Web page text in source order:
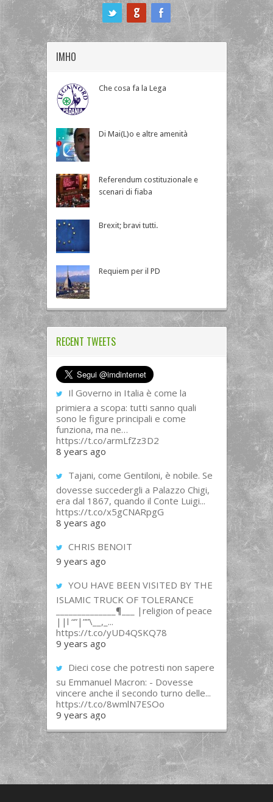
IMHO
Che cosa fa la Lega
Di Mai(L)o e altre amenità
Referendum costituzionale e
scenari di fiaba
Brexit; bravi tutti.
Requiem per il PD
RECENT TWEETS
Il Governo in Italia è come la
primiera a scopa: tutti sanno quali
sono le figure principali e come
funziona, ma ne…
https://t.co/armLfZz3D2
8 years ago
Tajani, come Gentiloni, è nobile. Se
dovesse succedergli a Palazzo Chigi,
era dal 1867, quando il Conte Luigi...
https://t.co/x5gCNARpgG
8 years ago
CHRIS BENOIT
9 years ago
YOU HAVE BEEN VISITED BY THE
ISLAMIC TRUCK OF TOLERANCE
______________¶___ |religion of peace
||l “”|””\__,_...
https://t.co/yUD4QSKQ78
9 years ago
Dieci cose che potresti non sapere
su Emmanuel Macron: - Dovesse
vincere anche il secondo turno delle...
https://t.co/8wmlN7ESOo
9 years ago